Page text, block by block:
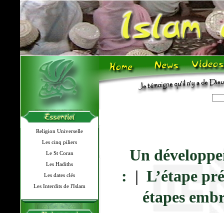
Religion Universelle
Les cinq piliers
Le St Coran
Les Hadiths
Les dates clés
Les Interdits de l'Islam
Un
: | L’étape
étapes